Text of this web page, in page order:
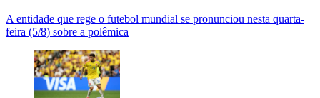
A entidade que rege o futebol mundial se pronunciou nesta quarta-
feira (5/8) sobre a polêmica